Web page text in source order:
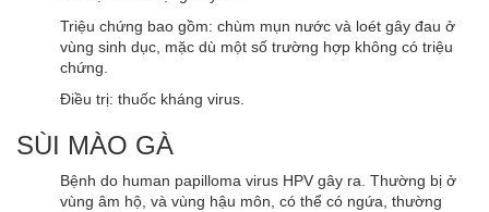
Triệu chứng bao gồm: chùm mụn nước và loét gây đau ở
vùng sinh dục, mặc dù một số trường hợp không có triệu
chứng.
Điều trị: thuốc kháng virus.
SÙI MÀO GÀ
Bệnh do human papilloma virus HPV gây ra. Thường bị ở
vùng âm hộ, và vùng hậu môn, có thể có ngứa, thường